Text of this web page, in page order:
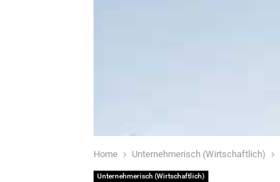
Home Unternehmerisch (Wirtschaftlich)
Unternehmerisch (Wirtschaftlich)